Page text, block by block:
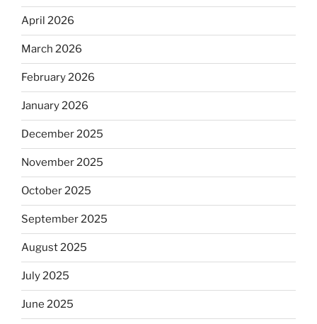
April 2026
March 2026
February 2026
January 2026
December 2025
November 2025
October 2025
September 2025
August 2025
July 2025
June 2025